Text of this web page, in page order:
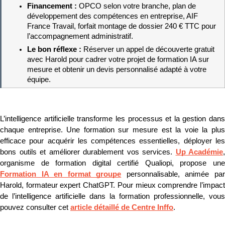
Financement : OPCO selon votre branche, plan de
développement des compétences en entreprise, AIF
France Travail, forfait montage de dossier 240 € TTC pour
l’accompagnement administratif.
Le bon réflexe : Réserver un appel de découverte gratuit
avec Harold pour cadrer votre projet de formation IA sur
mesure et obtenir un devis personnalisé adapté à votre
équipe.
L’intelligence artificielle transforme les processus et la gestion dans
chaque entreprise. Une formation sur mesure est la voie la plus
efficace pour acquérir les compétences essentielles, déployer les
bons outils et améliorer durablement vos services. Up Académie,
Formation IA en format groupe personnalisable, animée par
Harold, formateur expert ChatGPT. Pour mieux comprendre l’impact
de l’intelligence artificielle dans la formation professionnelle, vous
pouvez consulter cet article détaillé de Centre Inffo.